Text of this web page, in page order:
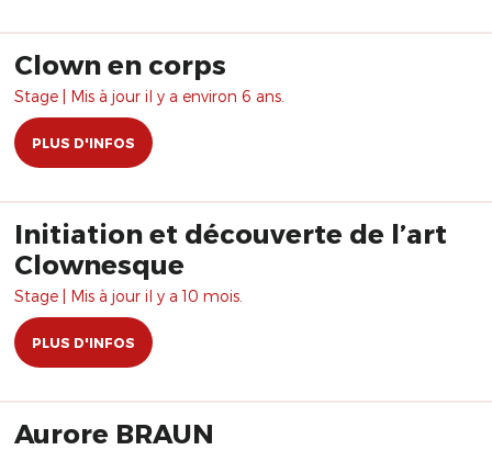
Clown en corps
Stage | Mis à jour il y a environ 6 ans.
PLUS D'INFOS
Initiation et découverte de l’art
Clownesque
Stage | Mis à jour il y a 10 mois.
PLUS D'INFOS
Aurore BRAUN